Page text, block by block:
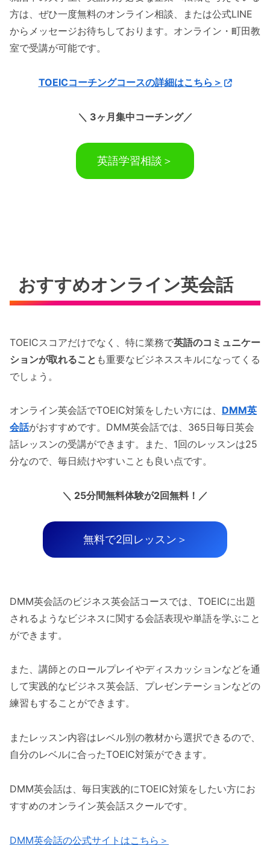
方は、ぜひ一度無料のオンライン相談、または公式LINE
からメッセージお待ちしております。オンライン・町田教
室で受講が可能です。
TOEICコーチングコースの詳細はこちら＞
＼ 3ヶ月集中コーチング／
英語学習相談＞
おすすめオンライン英会話
TOEICスコアだけでなく、特に業務で英語のコミュニケー
ションが取れること も重要なビジネススキルになってくる
でしょう。
オンライン英会話でTOEIC対策をしたい方には、 DMM英
会話がおすすめです。DMM英会話では、365日毎日英会
話レッスンの受講ができます。また、1回のレッスンは25
分なので、毎日続けやすいことも良い点です。
＼ 25分間無料体験が2回無料！／
無料で2回レッスン＞
DMM英会話のビジネス英会話コースでは、TOEICに出題
されるようなビジネスに関する会話表現や単語を学ぶこと
ができます。
また、講師とのロールプレイやディスカッションなどを通
して実践的なビジネス英会話、プレゼンテーションなどの
練習もすることができます。
またレッスン内容はレベル別の教材から選択できるので、
自分のレベルに合ったTOEIC対策ができます。
DMM英会話は、毎日実践的にTOEIC対策をしたい方にお
すすめのオンライン英会話スクールです。
DMM英会話の公式サイトはこちら＞